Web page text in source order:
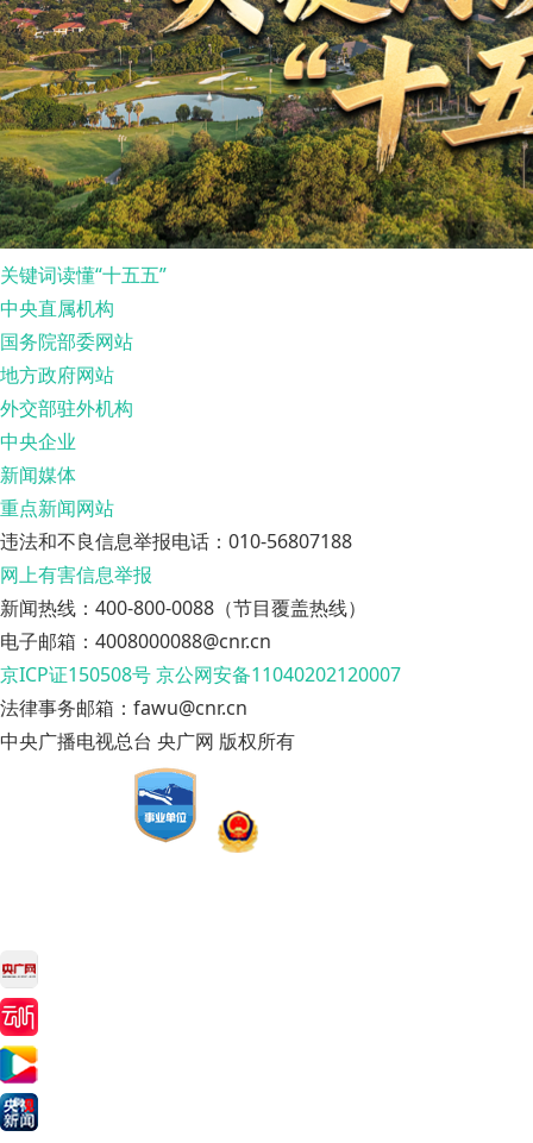
关键词读懂“十五五”
中央直属机构
国务院部委网站
地方政府网站
外交部驻外机构
中央企业
新闻媒体
重点新闻网站
违法和不良信息举报电话：010-56807188
网上有害信息举报
新闻热线：400-800-0088（节目覆盖热线）
电子邮箱：4008000088@cnr.cn
京ICP证150508号京公网安备11040202120007
法律事务邮箱：fawu@cnr.cn
中央广播电视总台 央广网 版权所有